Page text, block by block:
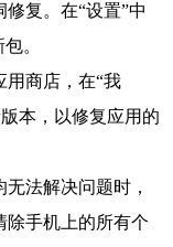
复。在“设置”中
。
用商店，在“我
本，以修复应用的
法解决问题时，
除手机上的所有个